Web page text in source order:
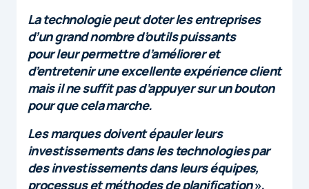
La technologie peut doter les entreprises
d’un grand nombre d’outils puissants
pour leur permettre d’améliorer et
d’entretenir une excellente expérience client
mais il ne suffit pas d’appuyer sur un bouton
pour que cela marche.
Les marques doivent épauler leurs
investissements dans les technologies par
des investissements dans leurs équipes,
processus et méthodes de planification»,